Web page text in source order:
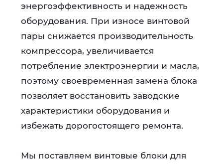
энергоэффективность и надежность
оборудования. При износе винтовой
пары снижается производительность
компрессора, увеличивается
потребление электроэнергии и масла,
поэтому своевременная замена блока
позволяет восстановить заводские
характеристики оборудования и
избежать дорогостоящего ремонта.
Мы поставляем винтовые блоки для